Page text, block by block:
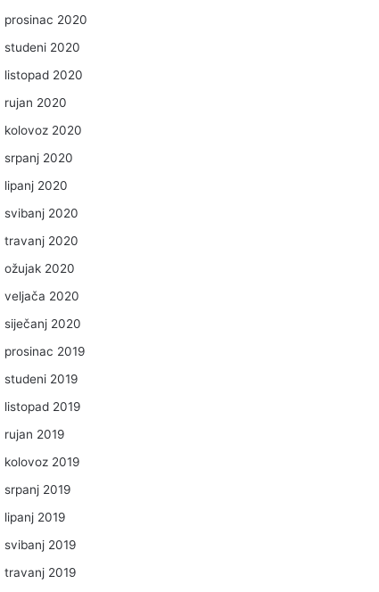
prosinac 2020
studeni 2020
listopad 2020
rujan 2020
kolovoz 2020
srpanj 2020
lipanj 2020
svibanj 2020
travanj 2020
ožujak 2020
veljača 2020
siječanj 2020
prosinac 2019
studeni 2019
listopad 2019
rujan 2019
kolovoz 2019
srpanj 2019
lipanj 2019
svibanj 2019
travanj 2019